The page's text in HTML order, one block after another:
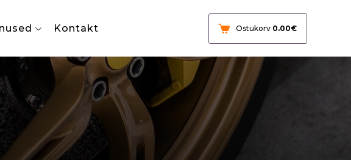
Kontakt Ostukorv 0.00€